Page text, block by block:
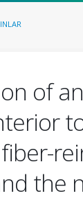
of an
the